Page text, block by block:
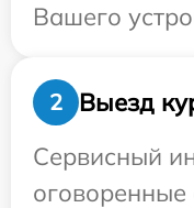
Вашего
2
Выезд
Сервисный
оговоренные